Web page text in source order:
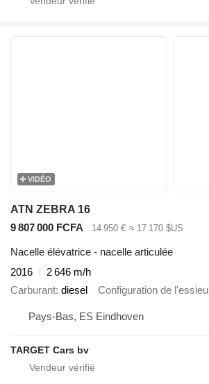
VIDÉO
ATN ZEBRA 16
9 807 000 FCFA
14 950 € ≈ 17 170 $US
Nacelle élévatrice - nacelle articulée
2016
2 646 m/h
Carburant diesel Configuration de l'essieu
Pays-Bas, ES Eindhoven
TARGET Cars bv